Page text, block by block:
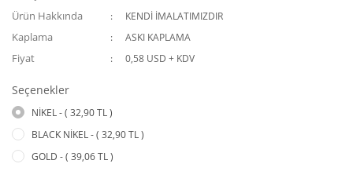
Ürün Hakkında KENDİ İMALATIMIZDIR
Kaplama ASKI KAPLAMA
Fiyat 0,58 USD + KDV
Seçenekler
NİKEL - ( 32,90 TL )
BLACK NİKEL - ( 32,90 TL )
GOLD - ( 39,06 TL )